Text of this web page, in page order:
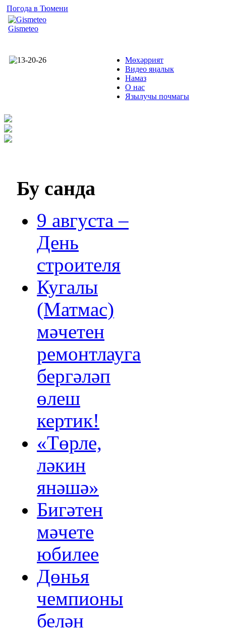
Погода в Тюмени
Gismeteo
Мөхәррият
Видео яңалык
Намаз
О нас
Язылучы почмагы
Бу санда
9 августа –
День
строителя
Кугалы
(Матмас)
мәчетен
ремонтлауга
бергәләп
өлеш
кертик!
«Төрле,
ләкин
янәшә»
Бигәтен
мәчете
юбилее
Дөнья
чемпионы
белән